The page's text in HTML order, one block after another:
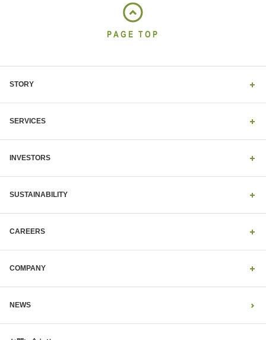
PAGE TOP
STORY
SERVICES
INVESTORS
SUSTAINABILITY
CAREERS
COMPANY
NEWS